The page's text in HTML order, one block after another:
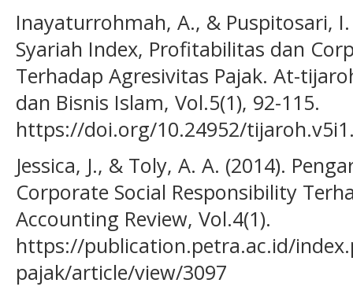
Inayaturrohmah, A., & Puspitosari,
Syariah Index, Profitabilitas dan
Terhadap Agresivitas Pajak. At-
dan Bisnis Islam, Vol.5(1), 92-115.
https://doi.org/10.24952/
Jessica, J., & Toly, A. A. (2014).
Corporate Social Responsibility
Accounting Review, Vol.4(1).
https://publication.petra.ac.id/
pajak/article/view/3097